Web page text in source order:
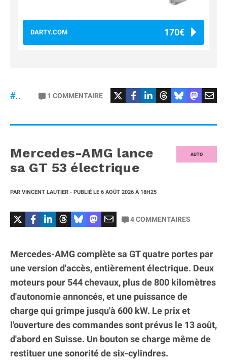
DARTY.COM 170€
#DisneyPlus #Football #liga
1 COMMENTAIRE
AUTO
Mercedes-AMG lance
sa GT 53 électrique
PAR VINCENT LAUTIER - PUBLIÉ LE 6 AOÛT 2026 À 18H25
4COMMENTAIRES
Mercedes-AMG complète sa GT quatre portes par
une version d'accès, entièrement électrique. Deux
moteurs pour 544 chevaux, plus de 800 kilomètres
d'autonomie annoncés, et une puissance de
charge qui grimpe jusqu'à 600 kW. Le prix et
l'ouverture des commandes sont prévus le 13 août,
d'abord en Suisse. Un bouton se charge même de
restituer une sonorité de six-cylindres.